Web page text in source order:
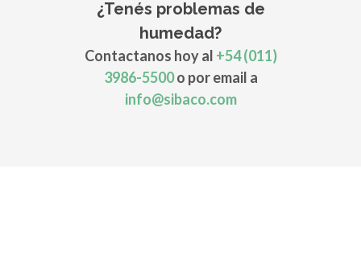
¿Tenés problemas de
humedad?
Contactanos hoy al +54 (011)
3986-5500o por email a
info@sibaco.com